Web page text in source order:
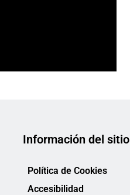
Información del sitio
Política de Cookies
Accesibilidad